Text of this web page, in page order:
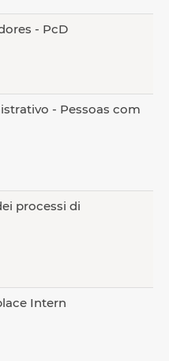
- PcD
- Pessoas com
processi di
Intern